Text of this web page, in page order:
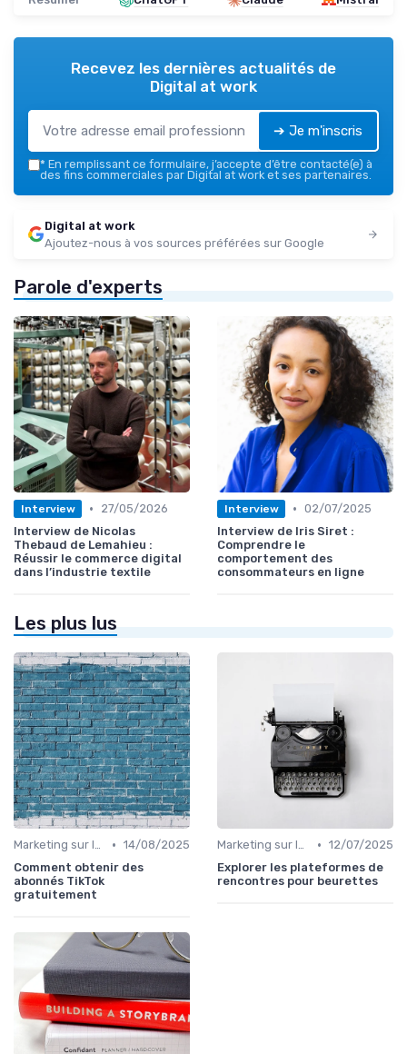
Recevez les dernières actualités de
Digital at work
➔ Je m'inscris
* En remplissant ce formulaire, j’accepte d’être contacté(e) à
des fins commerciales par Digital at work et ses partenaires.
Digital at work
Ajoutez-nous à vos sources préférées sur Google
Parole d'experts
Interview •
27/05/2026
Interview de Nicolas
Thebaud de Lemahieu :
Réussir le commerce digital
dans l’industrie textile
Interview • 02/07/2025
Interview de Iris Siret :
Comprendre le
comportement des
consommateurs en ligne
Les plus lus
Marketing sur les Réseaux Sociaux • 14/08/2025
Comment obtenir des
abonnés TikTok
gratuitement
Marketing sur les Réseaux Sociaux • 12/07/2025
Explorer les plateformes de
rencontres pour beurettes